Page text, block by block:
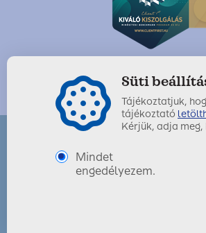
Utolsó módosítás dátuma: 2016.
SIGNAL IDUNA Biztosító Zrt.
Süti
Tájékoztatjuk,
tájékoztató
Kérjük, adja
Mindet
engedélyezem.